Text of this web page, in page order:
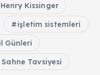
Henry Kissinger
işletim sistemleri
Günleri
Tavsiyesi